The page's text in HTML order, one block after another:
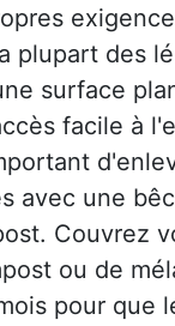
plupart des
surface
facile à
avec une
Couvrez
ou de
pour que